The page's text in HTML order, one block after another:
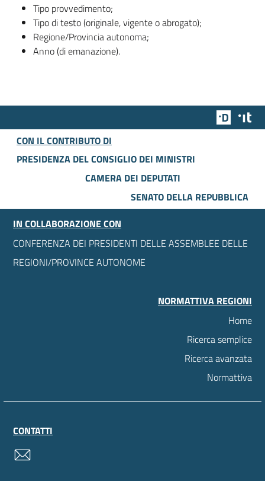
Tipo provvedimento;
Tipo di testo (originale, vigente o abrogato);
Regione/Provincia autonoma;
Anno (di emanazione).
Team
CON IL CONTRIBUTO DI
PRESIDENZA DEL CONSIGLIO DEI MINISTRI
CAMERA DEI DEPUTATI
SENATO DELLA REPUBBLICA
IN COLLABORAZIONE CON
CONFERENZA DEI PRESIDENTI DELLE ASSEMBLEE DELLE
REGIONI/PROVINCE AUTONOME
NORMATTIVA REGIONI
Home
Ricerca semplice
Ricerca avanzata
Normattiva
CONTATTI